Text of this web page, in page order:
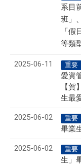
系目
班」
「假
等類
2025-06-11 重要
愛資
【賀
生最
2025-06-02 重要
畢業
2025-06-02 重要
生」